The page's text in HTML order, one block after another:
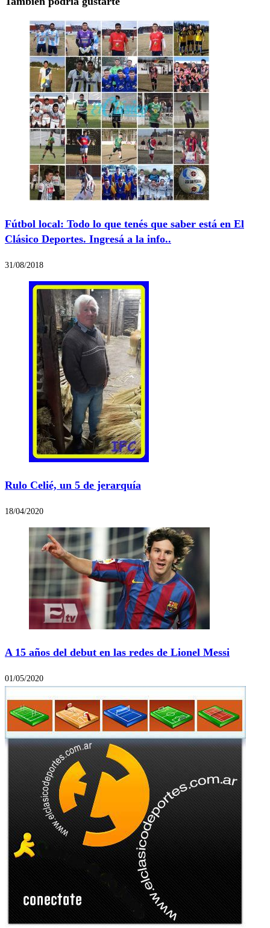
Fútbol local: Todo lo que tenés que saber está en El
Clásico Deportes. Ingresá a la info..
31/08/2018
Rulo Celié, un 5 de jerarquía
18/04/2020
A 15 años del debut en las redes de Lionel Messi
01/05/2020